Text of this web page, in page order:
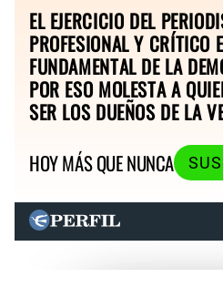
EL EJERCICIO DEL
PROFESIONAL Y CRÍTICO
FUNDAMENTAL DE LA
POR ESO MOLESTA A
SER LOS DUEÑOS DE LA
HOY MÁS QUE NUNCA